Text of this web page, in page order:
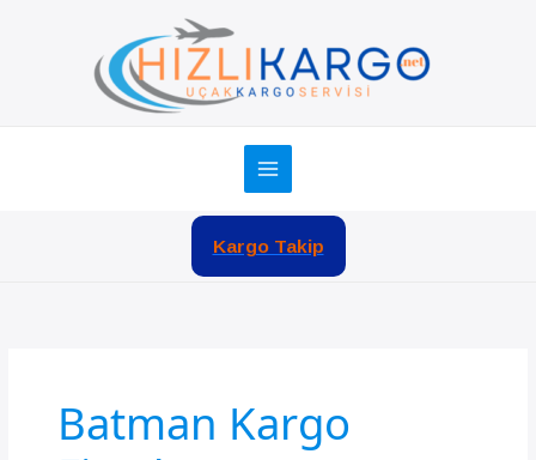
Kargo Takip
Batman Kargo